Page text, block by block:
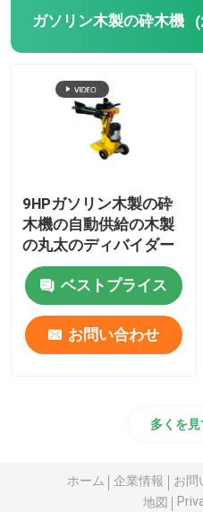
ガソリン木製の砕木機
9HPガソリン木製の砕
木機の自動供給の木製
の丸太のディバイダー
ベストプライス
お問い合わせ
多くを
ホーム 企業情報 お問
地図